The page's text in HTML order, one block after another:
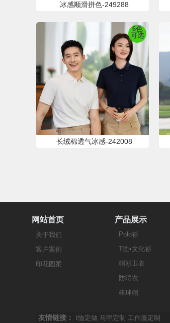
冰感顺滑拼色-249288
6色
可选
长绒棉透气冰感-242008
网站首页
关于我们
客户案例
印花图案
产品展示
Polo衫
T恤•文化衫
帽衫卫衣
防晒衣
棒球帽
友情链接： t恤定做 马甲定制 工作服定制